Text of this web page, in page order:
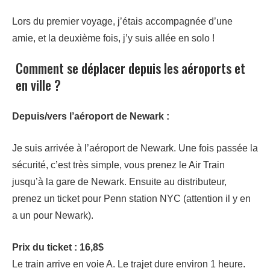
Lors du premier voyage, j’étais accompagnée d’une
amie, et la deuxième fois, j’y suis allée en solo !
Comment se déplacer depuis les aéroports et
en ville ?
Depuis/vers l’aéroport de Newark :
Je suis arrivée à l’aéroport de Newark. Une fois passée la
sécurité, c’est très simple, vous prenez le Air Train
jusqu’à la gare de Newark. Ensuite au distributeur,
prenez un ticket pour Penn station NYC (attention il y en
a un pour Newark).
Prix du ticket : 16,8$
Le train arrive en voie A. Le trajet dure environ 1 heure.